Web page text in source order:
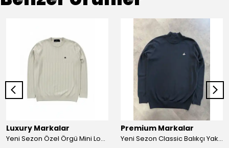
Luxury Markalar
Yeni Sezon Özel Örgü Mini Logo Triko
Premium Markalar
Yeni Sezon Classic Balıkçı Yaka Kazak